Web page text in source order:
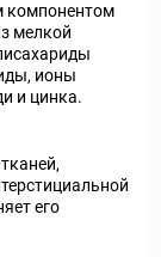
компонентом
мелкой
ионы
и цинка.
его